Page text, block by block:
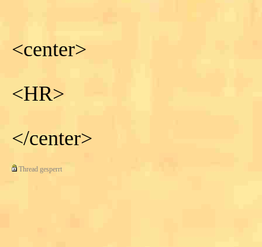
<center>
<HR>
</center>
Thread gesperrt